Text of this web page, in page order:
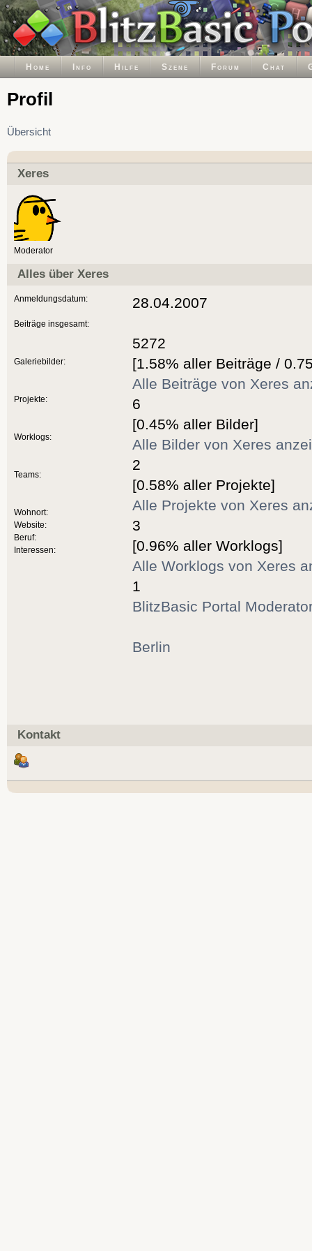
Home Info Hilfe Szene Forum Chat
Profil
Übersicht
Xeres
Moderator
Alles über Xeres
Anmeldungsdatum:
Beiträge insgesamt:
Galeriebilder:
Projekte:
Worklogs:
Teams:
Wohnort:
Website:
Beruf:
Interessen:
28.04.2007
5272
[1.58% aller Beiträge /
Alle Beiträge von Xeres
6
[0.45% aller Bilder]
Alle Bilder von Xeres
2
[0.58% aller Projekte]
Alle Projekte von Xeres
3
[0.96% aller Worklogs]
Alle Worklogs von Xeres
1
BlitzBasic Portal
Berlin
Kontakt